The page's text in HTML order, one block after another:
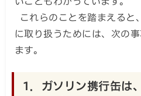
これらのことを踏まえると
に取り扱うためには、次の
ます。
1．ガソリン携行缶は